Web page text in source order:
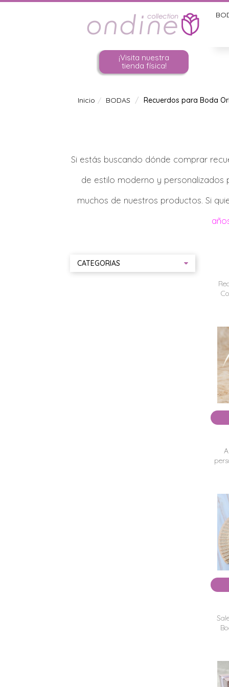
¡Visita nuestra
tienda física!
Inicio BODAS Recuerdos para Boda
Si estás buscando dónde comprar
de estilo moderno y
muchos de nuestros productos. Si
CATEGORIAS